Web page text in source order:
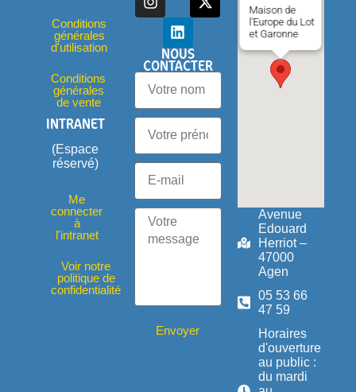
Conditions
générales
d'utilisation
Conditions
générales
de vente
INTRANET
(Espace
réservé)
Me
connecter
à
l'intranet
Voir notre
politique de
confidentialité
NOUS
CONTACTER
Envoyer
Maison de
l'Europe du Lot
et Garonne
Avenue
Edouard
Herriot –
47000
Agen
05 53 66
47 59
Horaires
d'ouverture
au public :
du mardi